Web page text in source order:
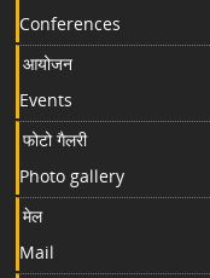
Conferences
आयोजन
Events
फोटो गैलरी
Photo gallery
मेल
Mail